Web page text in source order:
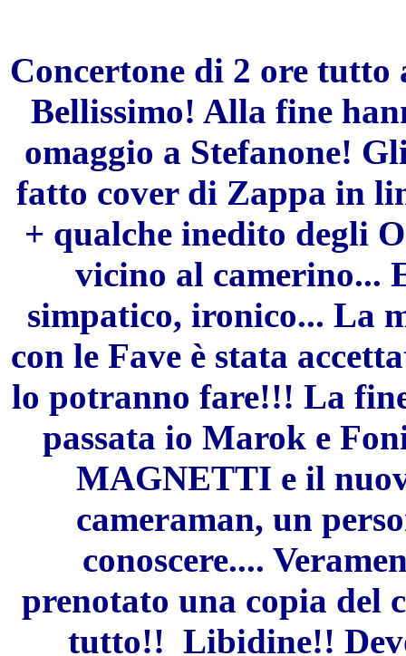
Concertone di 2 ore
Bellissimo! Alla fine
omaggio a Stefanone!
fatto cover di Zappa in
+ qualche inedito degli
vicino al camerino...
simpatico, ironico... La
con le Fave è stata
lo potranno fare!!! La
passata io Marok e
MAGNETTI e il
cameraman, un
conoscere....
prenotato una copia del
tutto!! Libidine!!